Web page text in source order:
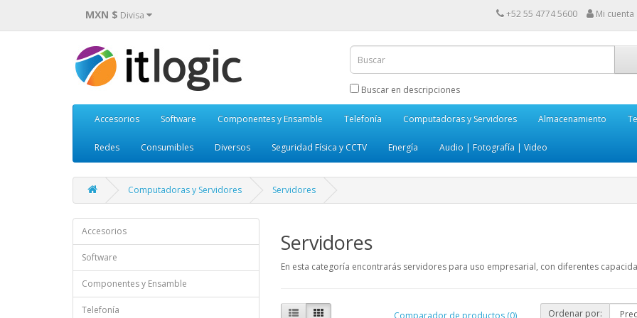
MXN $ Divisa +52 55 4774 5600 Mi cuenta
Buscar en descripciones
Accesorios Software Componentes y Ensamble Telefonía Computadoras y Servidores Almacenamiento
Redes Consumibles Diversos Seguridad Física y CCTV Energía Audio | Fotografía | Video
Computadoras y Servidores Servidores
Accesorios
Software
Componentes y Ensamble
Telefonía
Servidores
En esta categoría encontrarás servidores para uso empresarial, con diferentes
Comparador de productos (0) Ordenar por: